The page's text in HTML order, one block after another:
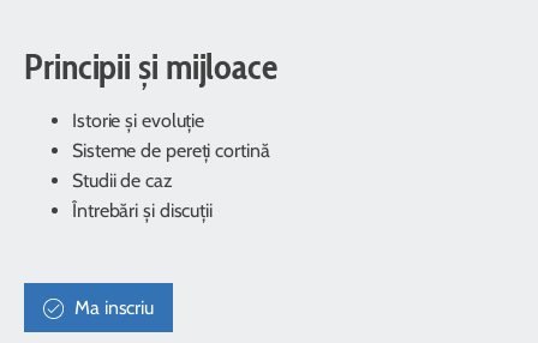
Principii și mijloace
Istorie și evoluție
Sisteme de pereți cortină
Studii de caz
Întrebări și discuții
Ma inscriu